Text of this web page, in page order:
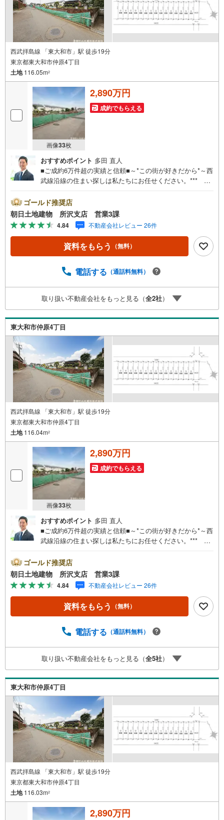
西武拝島線 「東大和市」駅 徒歩19分
東京都東大和市仲原4丁目
土地116.05m2
画像33枚
2,890万円
成約でもらえる
おすすめポイント 多田 直人
■ご成約6万件超の実績と信頼■～*この街が好きだから*～西
武線沿線の住まい探しは私たちにお任せください。*** 住
玉・神奈川に展開。豊富な取引データと現場経験をもと
に、お客様一人ひとりに最適なご提案を行っています。
「住宅ローンが不安」「自己資金が少ないけれど購入でき
る？」「住み替えの進め方が分からない」など、購入・売
却に関するお悩みにも有資格スタッフが丁寧に対応。資金
計画の立案から契約・お引渡しまで一貫してサポートいた
件ごとのメリット・注意点をまとめたレポートもご用意し
応。まずはお気軽にご相談ください。■電車でお越しのお客
様は、西武線「所沢駅」西口より徒歩5分■お車でお越しの
お客様は、提携駐車場がございますので弊社営業スタッフ
までお尋ねください。
ゴールド推奨店
朝日土地建物 所沢支店 営業3課
4.84 不動産会社レビュー 26件
資料をもらう （無料）
電話する （通話料無料）
取り扱い不動産会社をもっと見る（全2社）
東大和市仲原4丁目
西武拝島線 「東大和市」駅 徒歩19分
東京都東大和市仲原4丁目
土地116.04m2
画像33枚
2,890万円
成約でもらえる
おすすめポイント 多田 直人
■ご成約6万件超の実績と信頼■～*この街が好きだから*～西
武線沿線の住まい探しは私たちにお任せください。*** 住
玉・神奈川に展開。豊富な取引データと現場経験をもと
に、お客様一人ひとりに最適なご提案を行っています。
「住宅ローンが不安」「自己資金が少ないけれど購入でき
る？」「住み替えの進め方が分からない」など、購入・売
却に関するお悩みにも有資格スタッフが丁寧に対応。資金
計画の立案から契約・お引渡しまで一貫してサポートいた
件ごとのメリット・注意点をまとめたレポートもご用意し
応。まずはお気軽にご相談ください。■電車でお越しのお客
様は、西武線「所沢駅」西口より徒歩5分■お車でお越しの
お客様は、提携駐車場がございますので弊社営業スタッフ
までお尋ねください。
ゴールド推奨店
朝日土地建物 所沢支店 営業3課
4.84 不動産会社レビュー 26件
資料をもらう （無料）
電話する （通話料無料）
取り扱い不動産会社をもっと見る（全5社）
東大和市仲原4丁目
西武拝島線 「東大和市」駅 徒歩19分
東京都東大和市仲原4丁目
土地116.03m2
2,890万円